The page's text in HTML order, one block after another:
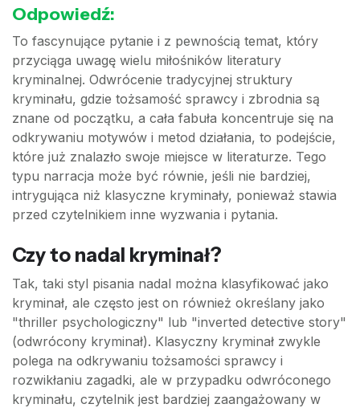
Odpowiedź:
To fascynujące pytanie i z pewnością temat, który
przyciąga uwagę wielu miłośników literatury
kryminalnej. Odwrócenie tradycyjnej struktury
kryminału, gdzie tożsamość sprawcy i zbrodnia są
znane od początku, a cała fabuła koncentruje się na
odkrywaniu motywów i metod działania, to podejście,
które już znalazło swoje miejsce w literaturze. Tego
typu narracja może być równie, jeśli nie bardziej,
intrygująca niż klasyczne kryminały, ponieważ stawia
przed czytelnikiem inne wyzwania i pytania.
Czy to nadal kryminał?
Tak, taki styl pisania nadal można klasyfikować jako
kryminał, ale często jest on również określany jako
"thriller psychologiczny" lub "inverted detective story"
(odwrócony kryminał). Klasyczny kryminał zwykle
polega na odkrywaniu tożsamości sprawcy i
rozwikłaniu zagadki, ale w przypadku odwróconego
kryminału, czytelnik jest bardziej zaangażowany w